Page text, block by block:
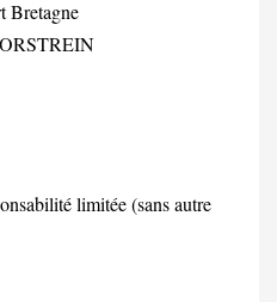
Bretagne
limitée (sans autre